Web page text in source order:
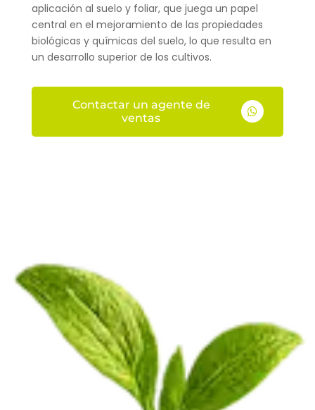
aplicación al suelo y foliar, que juega un papel
central en el mejoramiento de las propiedades
biológicas y químicas del suelo, lo que resulta en
un desarrollo superior de los cultivos.

Contactar un agente de
ventas